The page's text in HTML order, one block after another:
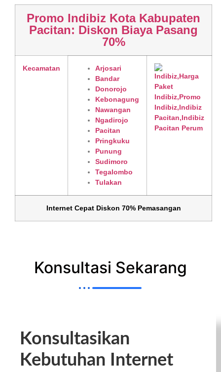
Promo Indibiz Kota Kabupaten
Pacitan: Diskon Biaya Pasang
70%
Kecamatan
Arjosari
Bandar
Donorojo
Kebonagung
Nawangan
Ngadirojo
Pacitan
Pringkuku
Punung
Sudimoro
Tegalombo
Tulakan
Internet Cepat Diskon 70% Pemasangan
Konsultasi Sekarang
Konsultasikan
Kebutuhan Internet